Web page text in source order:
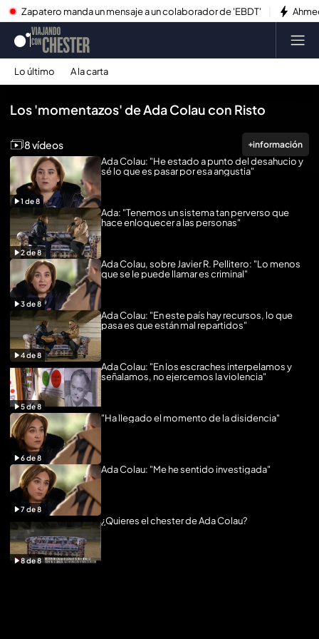
Zapatero manda un mensaje a un colaborador de 'EBDT'
Lo último A la carta
Los 'momentazos' de Ada Colau con Risto
Reproducir todo
8 vídeos información
1 de8
Ada Colau: "He estado a punto del desahucio y
sé lo que es pasar por esa angustia"
2de8
Ada: "Tenemos un sistema tan perverso que
hace enloquecer a las personas"
3de8
Ada Colau, sobre Javier R. Pellitero: "Lo menos
que se le puede llamar es criminal"
4de8
Ada Colau: "En este país hay recursos, lo que
pasa es que están mal repartidos"
5de8
Ada Colau: "En los escraches interpelamos y
señalamos, no ejercemos la violencia"
6de8
"Ha llegado el momento de la disidencia"
7de8
Ada Colau: "Me he sentido investigada"
8de8
¿Quieres el chester de Ada Colau?